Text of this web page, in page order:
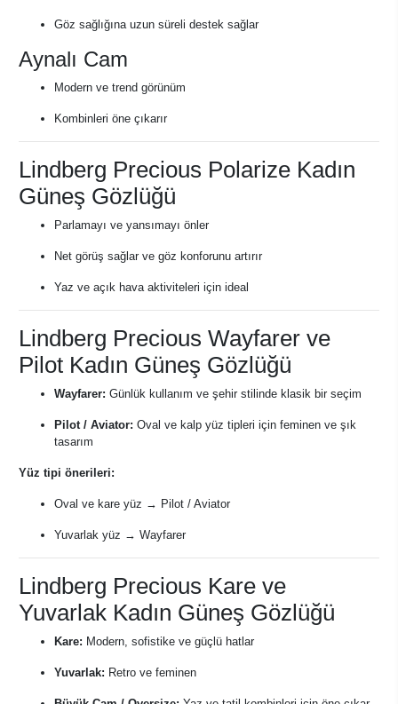
Göz sağlığına uzun süreli destek sağlar
Aynalı Cam
Modern ve trend görünüm
Kombinleri öne çıkarır
Lindberg Precious Polarize Kadın
Güneş Gözlüğü
Parlamayı ve yansımayı önler
Net görüş sağlar ve göz konforunu artırır
Yaz ve açık hava aktiviteleri için ideal
Lindberg Precious Wayfarer ve
Pilot Kadın Güneş Gözlüğü
Wayfarer: Günlük kullanım ve şehir stilinde klasik bir seçim
Pilot / Aviator: Oval ve kalp yüz tipleri için feminen ve şık
tasarım
Yüz tipi önerileri:
Oval ve kare yüz → Pilot / Aviator
Yuvarlak yüz → Wayfarer
Lindberg Precious Kare ve
Yuvarlak Kadın Güneş Gözlüğü
Kare: Modern, sofistike ve güçlü hatlar
Yuvarlak: Retro ve feminen